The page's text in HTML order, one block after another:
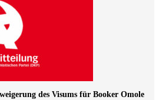
des Visums für Booker Omole